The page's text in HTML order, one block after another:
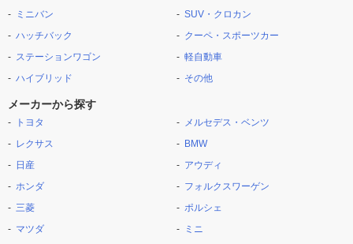
ミニバン
ハッチバック
ステーションワゴン
ハイブリッド
SUV・クロカン
クーペ・スポーツカー
軽自動車
その他
メーカーから探す
トヨタ
レクサス
日産
ホンダ
三菱
マツダ
メルセデス・ベンツ
BMW
アウディ
フォルクスワーゲン
ポルシェ
ミニ